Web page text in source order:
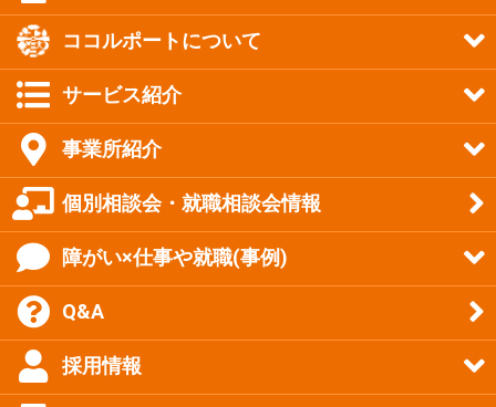
ココルポートについて
サービス紹介
事業所紹介
個別相談会・就職相談会情報
障がい×仕事や就職(事例)
Q&A
採用情報